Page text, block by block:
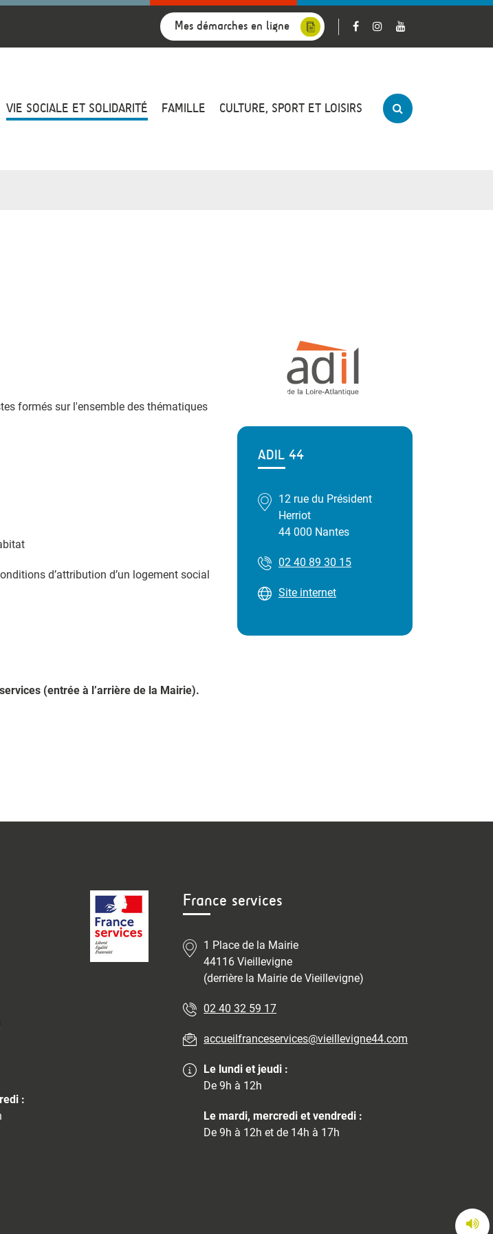
Mes démarches en ligne
VIE SOCIALE ET SOLIDARITÉ FAMILLE CULTURE, SPORT ET LOISIRS
formés sur l'ensemble des thématiques
d’attribution d’un logement social
(entrée à l’arrière de la Mairie).
ADIL 44
12 rue du Président
Herriot
44 000 Nantes
02 40 89 30 15
Site internet
:
France services
1 Place de la Mairie
44116 Vieillevigne
(derrière la Mairie de Vieillevigne)
02 40 32 59 17
accueilfranceservices@vieillevigne44.com
Le lundi et jeudi :
De 9h à 12h
Le mardi, mercredi et vendredi :
De 9h à 12h et de 14h à 17h